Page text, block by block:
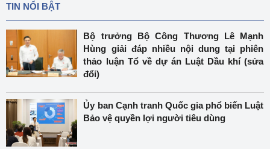
TIN NỔI BẬT
Bộ trưởng Bộ Công Thương Lê Mạnh
Hùng giải đáp nhiều nội dung tại phiên
thảo luận Tổ về dự án Luật Dầu khí (sửa
đổi)
Ủy ban Cạnh tranh Quốc gia phổ biến Luật
Bảo vệ quyền lợi người tiêu dùng